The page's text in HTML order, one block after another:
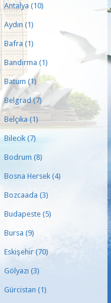
Antalya (10)
Aydın (1)
Bafra (1)
Bandırma (1)
Batum (1)
Belgrad (7)
Belçıka (1)
Bilecik (7)
Bodrum (8)
Bosna Hersek (4)
Bozcaada (3)
Budapeste (5)
Bursa (9)
Eskişehir (70)
Gölyazı (3)
Gürcistan (1)